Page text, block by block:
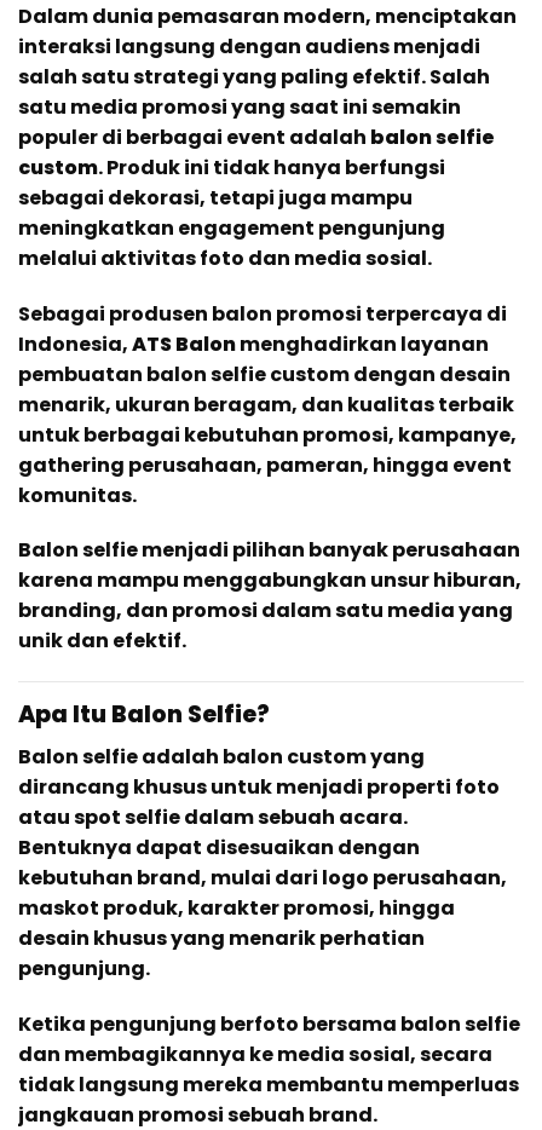
Dalam dunia pemasaran modern, menciptakan
interaksi langsung dengan audiens menjadi
salah satu strategi yang paling efektif. Salah
satu media promosi yang saat ini semakin
populer di berbagai event adalah balon selfie
custom. Produk ini tidak hanya berfungsi
sebagai dekorasi, tetapi juga mampu
meningkatkan engagement pengunjung
melalui aktivitas foto dan media sosial.
Sebagai produsen balon promosi terpercaya di
Indonesia,ATS Balonmenghadirkan layanan
pembuatan balon selfie custom dengan desain
menarik, ukuran beragam, dan kualitas terbaik
untuk berbagai kebutuhan promosi, kampanye,
gathering perusahaan, pameran, hingga event
komunitas.
Balon selfie menjadi pilihan banyak perusahaan
karena mampu menggabungkan unsur hiburan,
branding, dan promosi dalam satu media yang
unik dan efektif.
Apa Itu Balon Selfie?
Balon selfie adalah balon custom yang
dirancang khusus untuk menjadi properti foto
atau spot selfie dalam sebuah acara.
Bentuknya dapat disesuaikan dengan
kebutuhan brand, mulai dari logo perusahaan,
maskot produk, karakter promosi, hingga
desain khusus yang menarik perhatian
pengunjung.
Ketika pengunjung berfoto bersama balon selfie
dan membagikannya ke media sosial, secara
tidak langsung mereka membantu memperluas
jangkauan promosi sebuah brand.